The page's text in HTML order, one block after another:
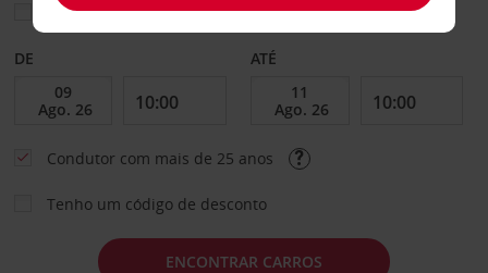
Escolher uma estação de devolução diferente
DE ATÉ
Condutor com mais de 25 anos
Tenho um código de desconto
ENCONTRAR CARROS